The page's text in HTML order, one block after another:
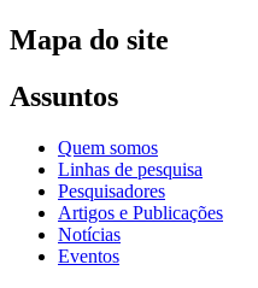
Mapa do site
Assuntos
Quem somos
Linhas de pesquisa
Pesquisadores
Artigos e Publicações
Notícias
Eventos